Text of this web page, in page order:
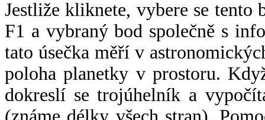
Jestliže kliknete, vybere se tento
F1 a vybraný bod společně s
tato úsečka měří v
poloha planetky v prostoru.
dokreslí se trojúhelník a